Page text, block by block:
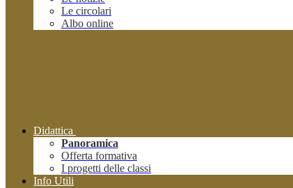
Le circolari
Albo online
Didattica
Panoramica
Offerta formativa
I progetti delle classi
Info Utili